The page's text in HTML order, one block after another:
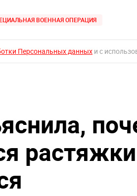
ВОЕННАЯ ОПЕРАЦИЯ
Персональных данных и с